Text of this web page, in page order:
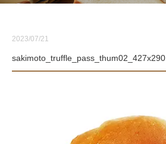
2023/07/21
sakimoto_truffle_pass_thum02_427x290